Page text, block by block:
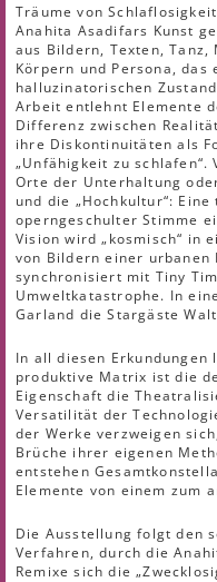
Träume von
Anahita Asadifars Kunst
aus Bildern, Texten, Tanz,
Körpern und Persona,
halluzinatorischen
Arbeit entlehnt Elemente
Differenz zwischen
ihre Diskontinuitäten als
„Unfähigkeit zu
Orte der Unterhaltung
und die „Hochkultur“:
operngeschulter Stimme
Vision wird „kosmisch“ in
von Bildern einer urbanen
synchronisiert mit Tiny
Umweltkatastrophe. In
Garland die Stargäste
In all diesen Erkundungen
produktive Matrix ist die
Eigenschaft die
Versatilität der
der Werke verzweigen
Brüche ihrer eigenen
entstehen
Elemente von einem zum
Die Ausstellung folgt den
Verfahren, durch die
Remixe sich die